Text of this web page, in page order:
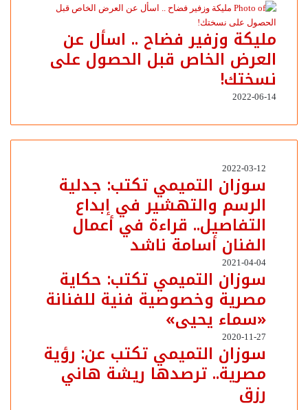
مليكة وزفير فضاح .. اسأل عن
العرض الخاص قبل الحصول على
نسختك!
2022-06-14
سوزان
التميمي
تكتب:
جدلية
الرسم
والتهشير
إبداع
التفاصيل..
قراءة
أعمال
الفنان
أسامة
ناشد
2022-03-12
سوزان التميمي تكتب: جدلية
الرسم والتهشير في إبداع
التفاصيل.. قراءة في أعمال
الفنان أسامة ناشد
سوزان
التميمي
تكتب:
حكاية
مصرية
وخصوصية
فنية
للفنانة
«سماء
يحيى»
2021-04-04
سوزان التميمي تكتب: حكاية
مصرية وخصوصية فنية للفنانة
«سماء يحيى»
سوزان
التميمي
تكتب
عن:
رؤية
2020-11-27
سوزان التميمي تكتب عن: رؤية
مصرية.. ترصدها ريشة هاني
رزق